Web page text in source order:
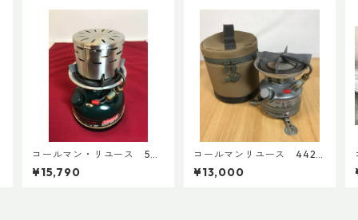
コールマン・リユース 508
A 1997年9月製 点検整備
済 4196
¥15,790
コールマンリユース 442
1991年12月製 点検整備
済 3602
¥13,000